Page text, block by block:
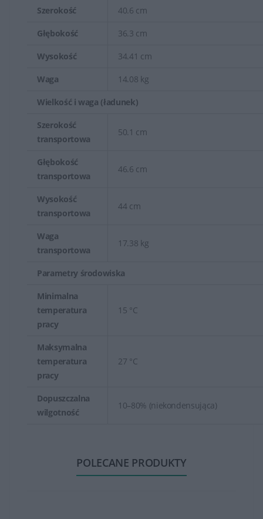
Szerokość 40.6 cm
Głębokość 36.3 cm
Wysokość 34.41 cm
Waga 14.08 kg
Wielkość i waga (ładunek)
Szerokość
transportowa
50.1 cm
Głębokość
transportowa
46.6 cm
Wysokość
transportowa
44 cm
Waga
transportowa
17.38 kg
Parametry środowiska
Minimalna
temperatura
pracy
15 °C
Maksymalna
temperatura
pracy
27 °C
Dopuszczalna
wilgotność
10–80% (niekondensująca)
POLECANE PRODUKTY